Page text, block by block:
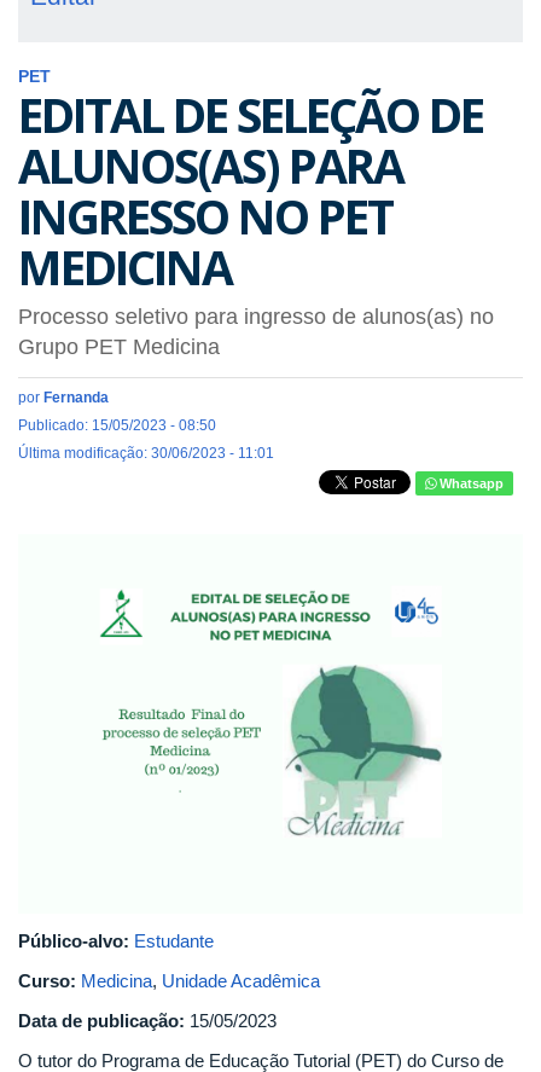
PET
EDITAL DE SELEÇÃO DE
ALUNOS(AS) PARA
INGRESSO NO PET
MEDICINA
Processo seletivo para ingresso de alunos(as) no
Grupo PET Medicina
por Fernanda
Publicado: 15/05/2023 - 08:50
Última modificação: 30/06/2023 - 11:01
Whatsapp
Público-alvo: Estudante
Curso: Medicina, Unidade Acadêmica
Data de publicação: 15/05/2023
O tutor do Programa de Educação Tutorial (PET) do Curso de